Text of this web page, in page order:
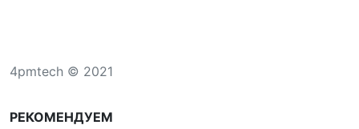
4pmtech © 2021
РЕКОМЕНДУЕМ